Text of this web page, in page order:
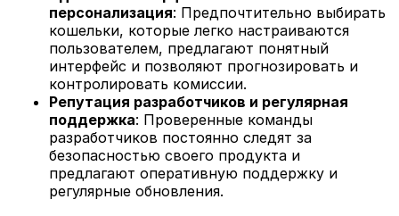
персонализация: Предпочтительно выбирать
кошельки, которые легко настраиваются
пользователем, предлагают понятный
интерфейс и позволяют прогнозировать и
контролировать комиссии.
Репутация разработчиков и регулярная
поддержка: Проверенные команды
разработчиков постоянно следят за
безопасностью своего продукта и
предлагают оперативную поддержку и
регулярные обновления.